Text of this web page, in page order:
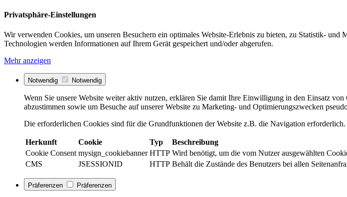
Privatsphäre-Einstellungen
Wir verwenden Cookies, um unseren Besuchern ein optimales Website-Erlebnis zu bieten, zu Statistik-
Technologien werden Informationen auf Ihrem Gerät gespeichert und/oder abgerufen.
Mehr anzeigen
Notwendig Notwendig
Wenn Sie unsere Website weiter aktiv nutzen, erklären Sie damit Ihre Einwilligung in den Einsatz
abzustimmen sowie um Besuche auf unserer Website zu Marketing- und Optimierungszwecken
Die erforderlichen Cookies sind für die Grundfunktionen der Website z.B. die Navigation
Herkunft Cookie Typ Beschreibung
Cookie Consent mysign_cookiebanner HTTP Wird benötigt, um die vom Nutzer ausgewählten
CMS
JSESSIONID HTTP Behält die Zustände des Benutzers bei allen
Präferenzen Präferenzen